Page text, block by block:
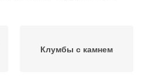
Клумбы с камнем